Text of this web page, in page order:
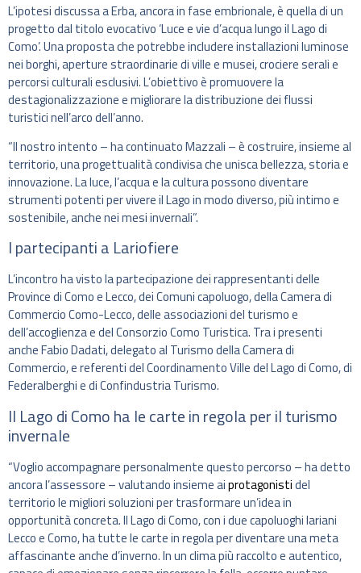
L’ipotesi discussa a Erba, ancora in fase embrionale, è quella di un
progetto dal titolo evocativo ‘Luce e vie d’acqua lungo il Lago di
Como’. Una proposta che potrebbe includere installazioni luminose
nei borghi, aperture straordinarie di ville e musei, crociere serali e
percorsi culturali esclusivi. L’obiettivo è promuovere la
destagionalizzazione e migliorare la distribuzione dei flussi
turistici nell’arco dell’anno.
“Il nostro intento – ha continuato Mazzali – è costruire, insieme al
territorio, una progettualità condivisa che unisca bellezza, storia e
innovazione. La luce, l’acqua e la cultura possono diventare
strumenti potenti per vivere il Lago in modo diverso, più intimo e
sostenibile, anche nei mesi invernali”.
I partecipanti a Lariofiere
L’incontro ha visto la partecipazione dei rappresentanti delle
Province di Como e Lecco, dei Comuni capoluogo, della Camera di
Commercio Como-Lecco, delle associazioni del turismo e
dell’accoglienza e del Consorzio Como Turistica. Tra i presenti
anche Fabio Dadati, delegato al Turismo della Camera di
Commercio, e referenti del Coordinamento Ville del Lago di Como, di
Federalberghi e di Confindustria Turismo.
Il Lago di Como ha le carte in regola per il turismo
invernale
“Voglio accompagnare personalmente questo percorso – ha detto
ancora l’assessore – valutando insieme aiprotagonistidel
territorio le migliori soluzioni per trasformare un’idea in
opportunità concreta. Il Lago di Como, con i due capoluoghi lariani
Lecco e Como, ha tutte le carte in regola per diventare una meta
affascinante anche d’inverno. In un clima più raccolto e autentico,